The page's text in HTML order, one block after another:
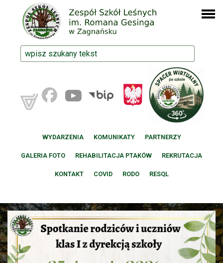
WYDARZENIA KOMUNIKATY PARTNERZY
GALERIA FOTO REHABILITACJA PTAKÓW REKRUTACJA
KONTAKT COVID RODO RESQL